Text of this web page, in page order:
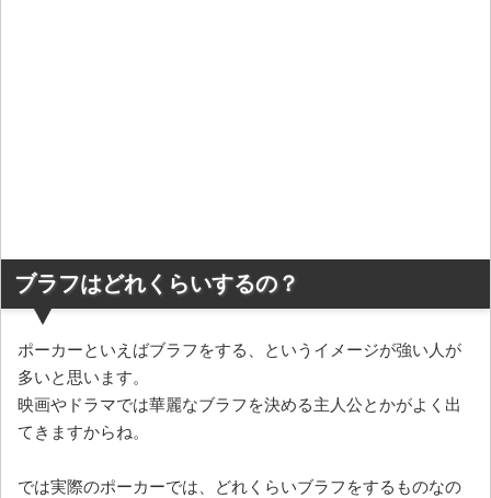
ブラフはどれくらいするの？
ポーカーといえばブラフをする、というイメージが強い人が
多いと思います。
映画やドラマでは華麗なブラフを決める主人公とかがよく出
てきますからね。
では実際のポーカーでは、どれくらいブラフをするものなの